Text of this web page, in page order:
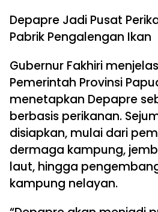
Depapre Jadi Pusat
Pabrik Pengalengan Ikan
Gubernur Fakhiri
Pemerintah Provinsi
menetapkan Depapre
berbasis perikanan.
disiapkan, mulai dari
dermaga kampung,
laut, hingga
kampung nelayan.